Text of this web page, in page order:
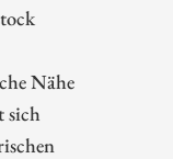
Nähe
sich